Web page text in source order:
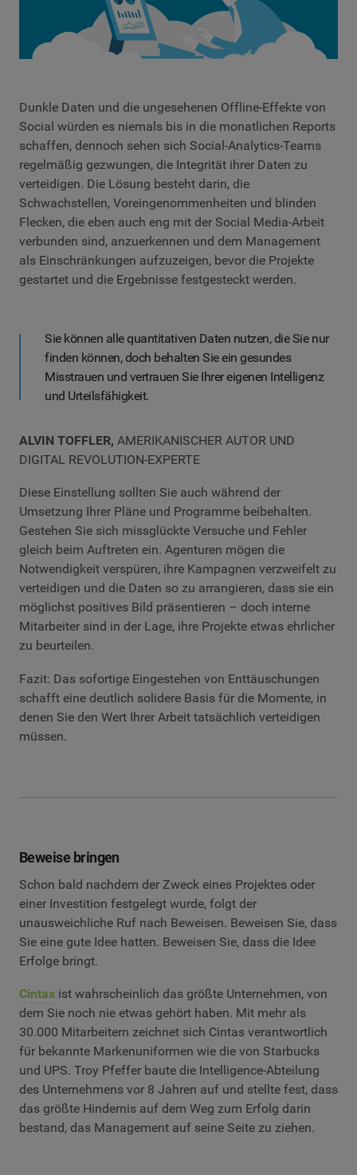
Dunkle Daten und die ungesehenen Offline-Effekte von
Social würden es niemals bis in die monatlichen Reports
schaffen, dennoch sehen sich Social-Analytics-Teams
regelmäßig gezwungen, die Integrität ihrer Daten zu
verteidigen. Die Lösung besteht darin, die
Schwachstellen, Voreingenommenheiten und blinden
Flecken, die eben auch eng mit der Social Media-Arbeit
verbunden sind, anzuerkennen und dem Management
als Einschränkungen aufzuzeigen, bevor die Projekte
gestartet und die Ergebnisse festgesteckt werden.
Sie können alle quantitativen Daten nutzen, die Sie nur
finden können, doch behalten Sie ein gesundes
Misstrauen und vertrauen Sie Ihrer eigenen Intelligenz
und Urteilsfähigkeit.
ALVIN TOFFLER, AMERIKANISCHER AUTOR UND
DIGITAL REVOLUTION-EXPERTE
Diese Einstellung sollten Sie auch während der
Umsetzung Ihrer Pläne und Programme beibehalten.
Gestehen Sie sich missglückte Versuche und Fehler
gleich beim Auftreten ein. Agenturen mögen die
Notwendigkeit verspüren, ihre Kampagnen verzweifelt zu
verteidigen und die Daten so zu arrangieren, dass sie ein
möglichst positives Bild präsentieren – doch interne
Mitarbeiter sind in der Lage, ihre Projekte etwas ehrlicher
zu beurteilen.
Fazit: Das sofortige Eingestehen von Enttäuschungen
schafft eine deutlich solidere Basis für die Momente, in
denen Sie den Wert Ihrer Arbeit tatsächlich verteidigen
müssen.
Beweise bringen
Schon bald nachdem der Zweck eines Projektes oder
einer Investition festgelegt wurde, folgt der
unausweichliche Ruf nach Beweisen. Beweisen Sie, dass
Sie eine gute Idee hatten. Beweisen Sie, dass die Idee
Erfolge bringt.
Cintas ist wahrscheinlich das größte Unternehmen, von
dem Sie noch nie etwas gehört haben. Mit mehr als
30.000 Mitarbeitern zeichnet sich Cintas verantwortlich
für bekannte Markenuniformen wie die von Starbucks
und UPS. Troy Pfeffer baute die Intelligence-Abteilung
des Unternehmens vor 8 Jahren auf und stellte fest, dass
das größte Hindernis auf dem Weg zum Erfolg darin
bestand, das Management auf seine Seite zu ziehen.